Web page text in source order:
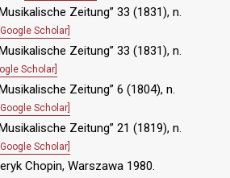
Zeitung” 33 (1831), n.
[Google Scholar]
Zeitung” 33 (1831), n.
Scholar]
Zeitung” 6 (1804), n.
[Google Scholar]
Zeitung” 21 (1819), n.
[Google Scholar]
Chopin, Warszawa 1980.